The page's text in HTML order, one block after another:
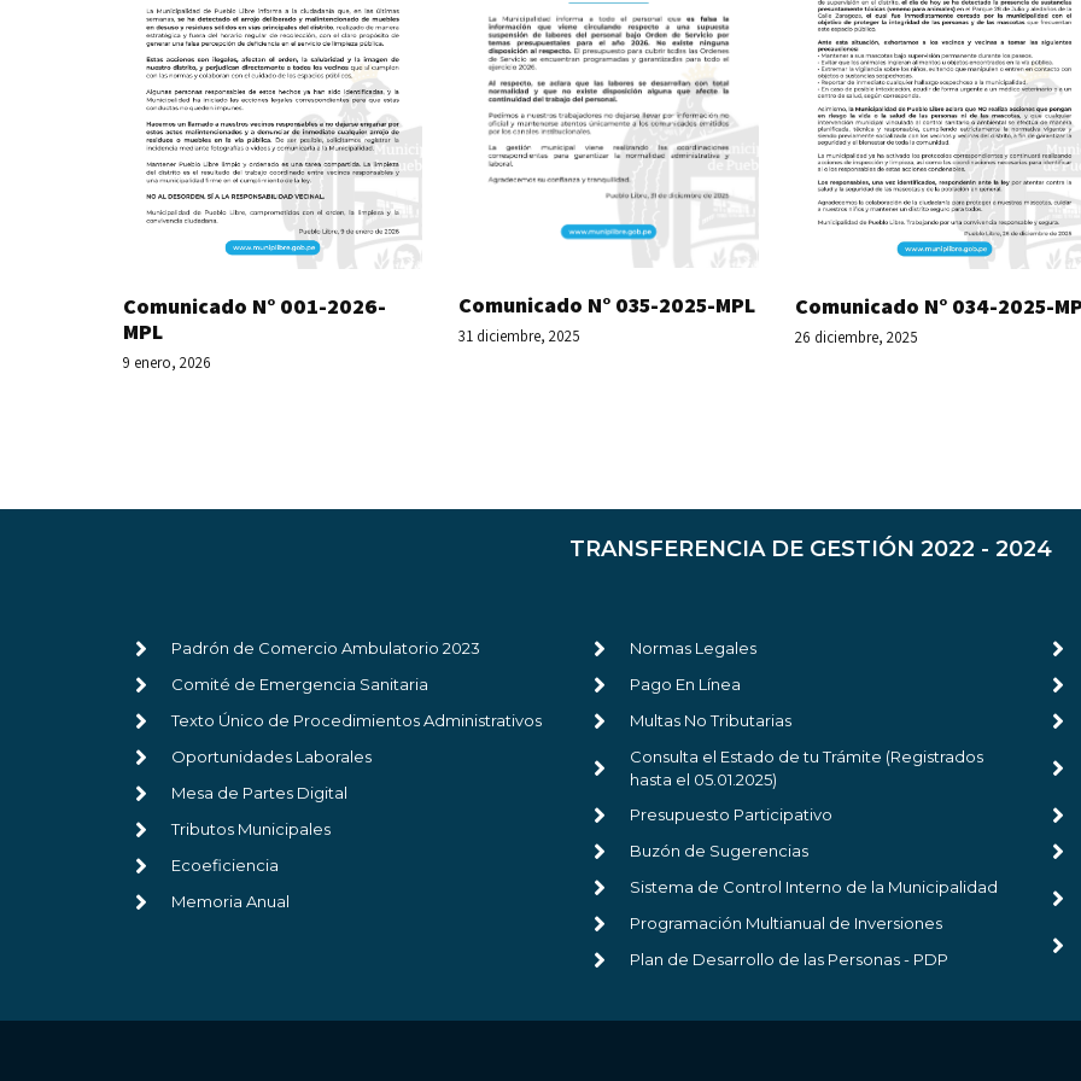
Comunicado N° 001-2026-
MPL
9 enero, 2026
Comunicado N° 035-2025-MPL
31 diciembre, 2025
Comunicado N° 034-2025-
26 diciembre, 2025
TRANSFERENCIA DE GESTIÓN 2022 - 2024
Padrón de Comercio Ambulatorio 2023
Comité de Emergencia Sanitaria
Texto Único de Procedimientos Administrativos
Oportunidades Laborales
Mesa de Partes Digital
Tributos Municipales
Ecoeficiencia
Memoria Anual
Normas Legales
Pago En Línea
Multas No Tributarias
Consulta el Estado de tu Trámite (Registrados
hasta el 05.01.2025)
Presupuesto Participativo
Buzón de Sugerencias
Sistema de Control Interno de la Municipalidad
Programación Multianual de Inversiones
Plan de Desarrollo de las Personas - PDP